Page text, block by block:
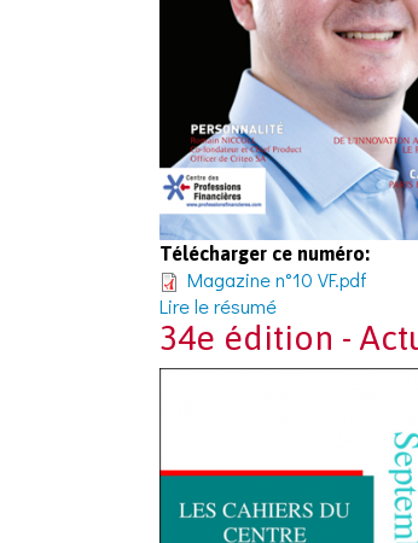
Télécharger ce numéro:
Magazine n°10 VF.pdf
Lire le résumé
34e édition -